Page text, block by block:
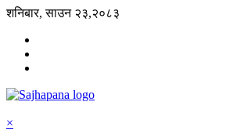
शनिबार, साउन २३,२०८३
×